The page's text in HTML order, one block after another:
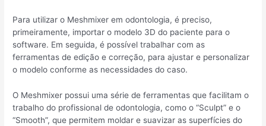
Para utilizar o Meshmixer em odontologia, é preciso,
primeiramente, importar o modelo 3D do paciente para o
software. Em seguida, é possível trabalhar com as
ferramentas de edição e correção, para ajustar e personalizar
o modelo conforme as necessidades do caso.
O Meshmixer possui uma série de ferramentas que facilitam o
trabalho do profissional de odontologia, como o “Sculpt” e o
“Smooth”, que permitem moldar e suavizar as superfícies do